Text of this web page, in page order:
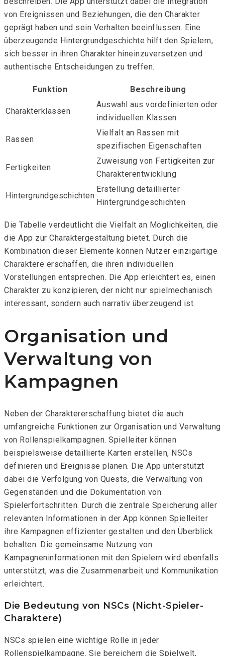
von Ereignissen und Beziehungen, die den Charakter
geprägt haben und sein Verhalten beeinflussen. Eine
überzeugende Hintergrundgeschichte hilft den Spielern,
sich besser in ihren Charakter hineinzuversetzen und
authentische Entscheidungen zu treffen.
Funktion Beschreibung
Charakterklassen
Auswahl aus vordefinierten oder
individuellen Klassen
Rassen
Vielfalt an Rassen mit
spezifischen Eigenschaften
Fertigkeiten
Zuweisung von Fertigkeiten zur
Charakterentwicklung
Hintergrundgeschichten
Erstellung detaillierter
Hintergrundgeschichten
Die Tabelle verdeutlicht die Vielfalt an Möglichkeiten, die
die App zur Charaktergestaltung bietet. Durch die
Kombination dieser Elemente können Nutzer einzigartige
Charaktere erschaffen, die ihren individuellen
Vorstellungen entsprechen. Die App erleichtert es, einen
Charakter zu konzipieren, der nicht nur spielmechanisch
interessant, sondern auch narrativ überzeugend ist.
Organisation und
Verwaltung von
Kampagnen
Neben der Charaktererschaffung bietet die auch
umfangreiche Funktionen zur Organisation und Verwaltung
von Rollenspielkampagnen. Spielleiter können
beispielsweise detaillierte Karten erstellen, NSCs
definieren und Ereignisse planen. Die App unterstützt
dabei die Verfolgung von Quests, die Verwaltung von
Gegenständen und die Dokumentation von
Spielerfortschritten. Durch die zentrale Speicherung aller
relevanten Informationen in der App können Spielleiter
ihre Kampagnen effizienter gestalten und den Überblick
behalten. Die gemeinsame Nutzung von
Kampagneninformationen mit den Spielern wird ebenfalls
unterstützt, was die Zusammenarbeit und Kommunikation
erleichtert.
Die Bedeutung von NSCs (Nicht-Spieler-
Charaktere)
NSCs spielen eine wichtige Rolle in jeder
Rollenspielkampagne. Sie bereichern die Spielwelt,